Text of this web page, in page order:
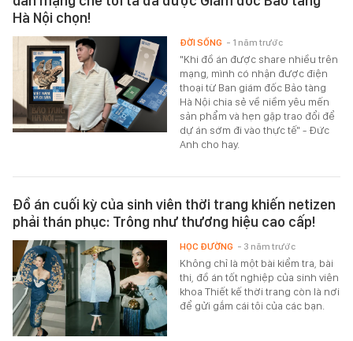
Hà Nội chọn!
"Khi đồ án được share nhiều trên
mạng, mình có nhận được điện
thoại từ Ban giám đốc Bảo tàng
Hà Nội chia sẻ về niềm yêu mến
sản phẩm và hẹn gặp trao đổi để
dự án sớm đi vào thực tế" - Đức
Anh cho hay.
ĐỜI SỐNG - 1 năm trước
Đồ án cuối kỳ của sinh viên thời trang khiến netizen
phải thán phục: Trông như thương hiệu cao cấp!
Không chỉ là một bài kiểm tra, bài
thi, đồ án tốt nghiệp của sinh viên
khoa Thiết kế thời trang còn là nơi
để gửi gắm cái tôi của các bạn.
HỌC ĐƯỜNG - 3 năm trước